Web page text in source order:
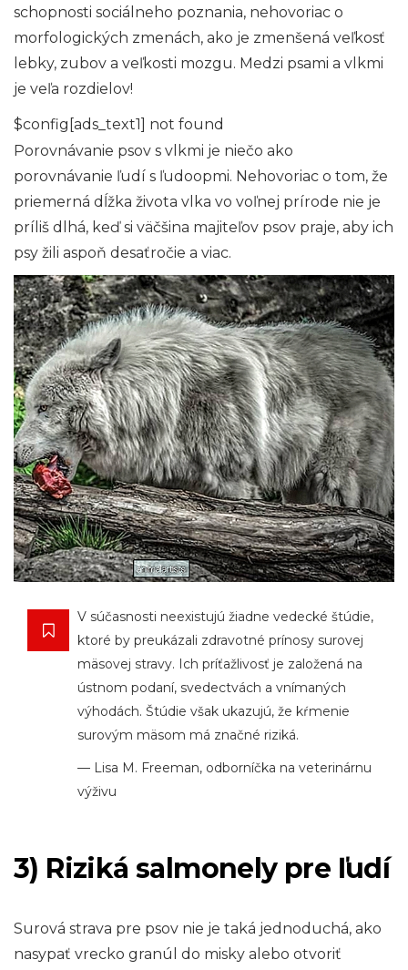
schopnosti sociálneho poznania, nehovoriac o
morfologických zmenách, ako je zmenšená veľkosť
lebky, zubov a veľkosti mozgu. Medzi psami a vlkmi
je veľa rozdielov!
$config[ads_text1] not found
Porovnávanie psov s vlkmi je niečo ako
porovnávanie ľudí s ľudoopmi. Nehovoriac o tom, že
priemerná dĺžka života vlka vo voľnej prírode nie je
príliš dlhá, keď si väčšina majiteľov psov praje, aby ich
psy žili aspoň desaťročie a viac.
V súčasnosti neexistujú žiadne vedecké štúdie,
ktoré by preukázali zdravotné prínosy surovej
mäsovej stravy. Ich príťažlivosť je založená na
ústnom podaní, svedectvách a vnímaných
výhodách. Štúdie však ukazujú, že kŕmenie
surovým mäsom má značné riziká.
— Lisa M. Freeman, odborníčka na veterinárnu
výživu
3) Riziká salmonely pre ľudí
Surová strava pre psov nie je taká jednoduchá, ako
nasypať vrecko granúl do misky alebo otvoriť